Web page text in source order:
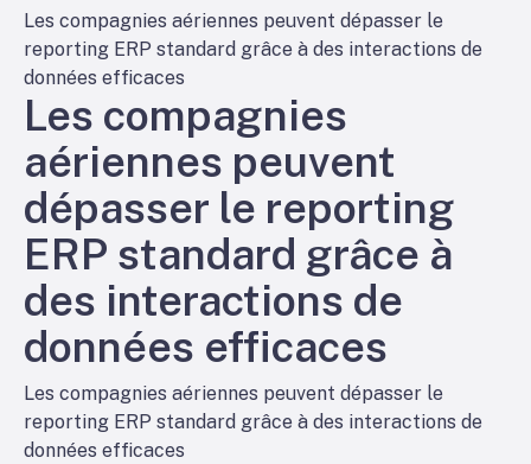
Les compagnies aériennes peuvent dépasser le
reporting ERP standard grâce à des interactions de
données efficaces
Les compagnies
aériennes peuvent
dépasser le reporting
ERP standard grâce à
des interactions de
données efficaces
Les compagnies aériennes peuvent dépasser le
reporting ERP standard grâce à des interactions de
données efficaces